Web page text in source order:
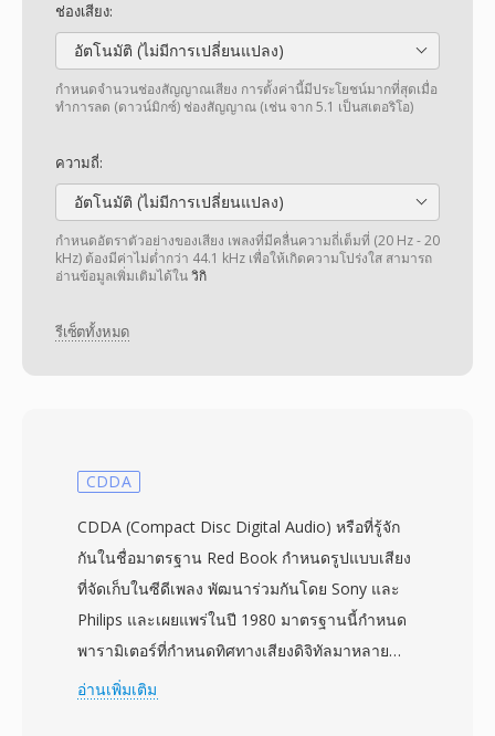
ช่องเสียง:
อัตโนมัติ (ไม่มีการเปลี่ยนแปลง)
กำหนดจำนวนช่องสัญญาณเสียง การตั้งค่านี้มีประโยชน์มากที่สุดเมื่อ
ทำการลด (ดาวน์มิกซ์) ช่องสัญญาณ (เช่น จาก 5.1 เป็นสเตอริโอ)
ความถี่:
อัตโนมัติ (ไม่มีการเปลี่ยนแปลง)
กำหนดอัตราตัวอย่างของเสียง เพลงที่มีคลื่นความถี่เต็มที่ (20 Hz - 20
kHz) ต้องมีค่าไม่ต่ำกว่า 44.1 kHz เพื่อให้เกิดความโปร่งใส สามารถ
อ่านข้อมูลเพิ่มเติมได้ในวิกิ
รีเซ็ตทั้งหมด
CDDA
CDDA (Compact Disc Digital Audio) หรือที่รู้จัก
กันในชื่อมาตรฐาน Red Book กำหนดรูปแบบเสียง
ที่จัดเก็บในซีดีเพลง พัฒนาร่วมกันโดย Sony และ
Philips และเผยแพร่ในปี 1980 มาตรฐานนี้กำหนด
พารามิเตอร์ที่กำหนดทิศทางเสียงดิจิทัลมาหลาย
ทศวรรษ: linear PCM 16 บิตที่ 44.1 kHz สเตอริโอ
อ่านเพิ่มเติม